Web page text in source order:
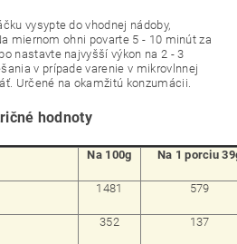
vysypte do vhodnej nádoby,
miernom ohni povarte 5 - 10 minút za
nastavte najvyšší výkon na 2 - 3
v prípade varenie v mikrovlnnej
Určené na okamžitú konzumácii.
hodnoty
Na 100g Na 1 porciu
1481 579
352 137